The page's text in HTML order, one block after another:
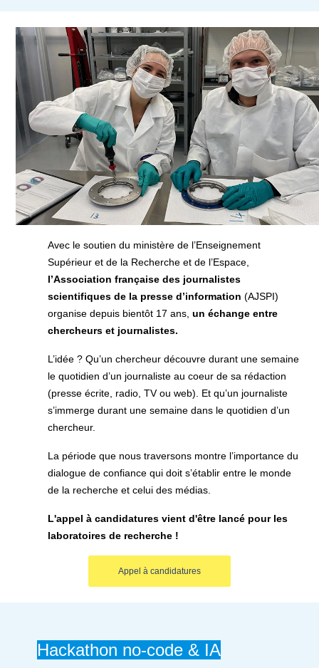
Avec le soutien du ministère de l’Enseignement
Supérieur et de la Recherche et de l’Espace,
l’Association française des journalistes
scientifiques de la presse d’information (AJSPI)
organise depuis bientôt 17 ans, un échange entre
chercheurs et journalistes.
L’idée ? Qu’un chercheur découvre durant une semaine
le quotidien d’un journaliste au coeur de sa rédaction
(presse écrite, radio, TV ou web). Et qu’un journaliste
s’immerge durant une semaine dans le quotidien d’un
chercheur.
La période que nous traversons montre l’importance du
dialogue de confiance qui doit s’établir entre le monde
de la recherche et celui des médias.
L'appel à candidatures vient d'être lancé pour les
laboratoires de recherche !
Appel à candidatures
Hackathon no-code & IA